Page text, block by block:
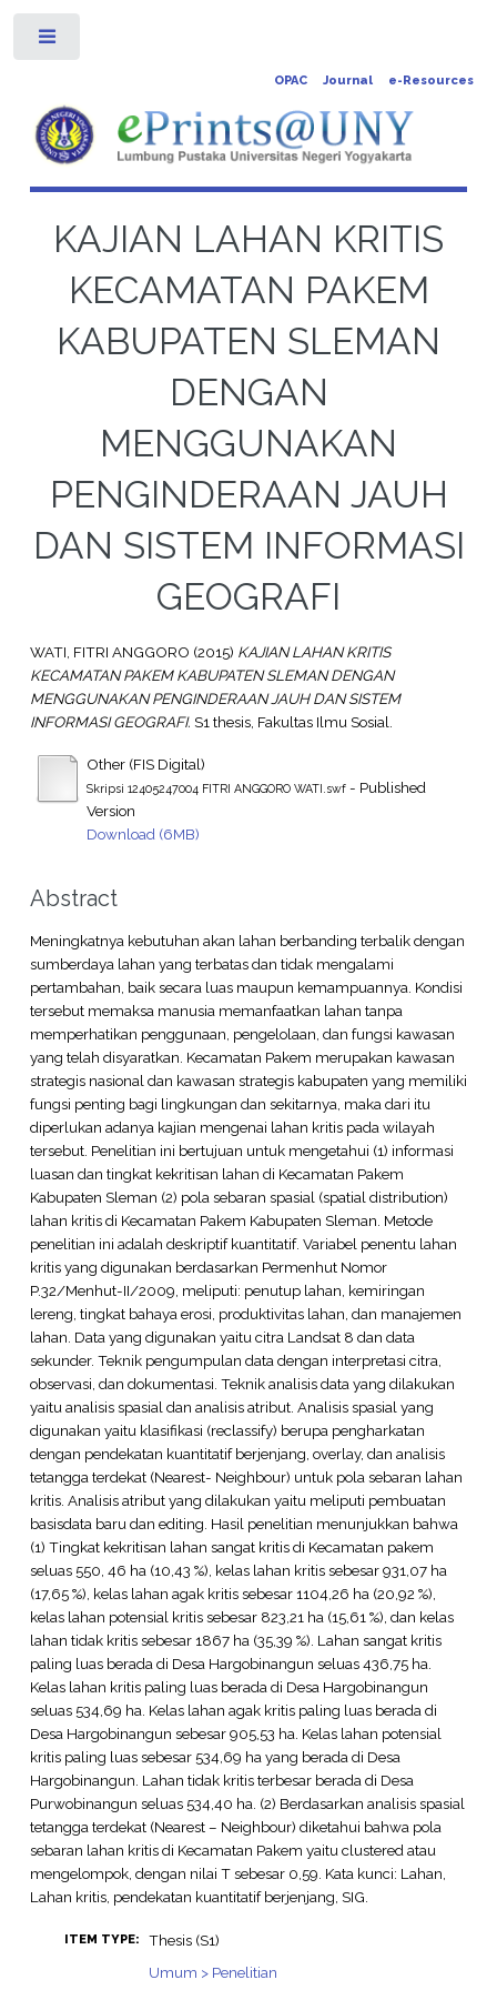
OPAC Journal e-Resources
KAJIAN LAHAN KRITIS
KECAMATAN PAKEM
KABUPATEN SLEMAN
DENGAN
MENGGUNAKAN
PENGINDERAAN JAUH
DAN SISTEM INFORMASI
GEOGRAFI
WATI, FITRI ANGGORO (2015) KAJIAN LAHAN KRITIS
KECAMATAN PAKEM KABUPATEN SLEMAN DENGAN
MENGGUNAKAN PENGINDERAAN JAUH DAN SISTEM
INFORMASI GEOGRAFI. S1 thesis, Fakultas Ilmu Sosial.
Other (FIS Digital)
Skripsi 12405247004 FITRI ANGGORO WATI.swf- Published
Version
Download (6MB)
Abstract
Meningkatnya kebutuhan akan lahan berbanding terbalik dengan
sumberdaya lahan yang terbatas dan tidak mengalami
pertambahan, baik secara luas maupun kemampuannya. Kondisi
tersebut memaksa manusia memanfaatkan lahan tanpa
memperhatikan penggunaan, pengelolaan, dan fungsi kawasan
yang telah disyaratkan. Kecamatan Pakem merupakan kawasan
strategis nasional dan kawasan strategis kabupaten yang memiliki
fungsi penting bagi lingkungan dan sekitarnya, maka dari itu
diperlukan adanya kajian mengenai lahan kritis pada wilayah
tersebut. Penelitian ini bertujuan untuk mengetahui (1) informasi
luasan dan tingkat kekritisan lahan di Kecamatan Pakem
Kabupaten Sleman (2) pola sebaran spasial (spatial distribution)
lahan kritis di Kecamatan Pakem Kabupaten Sleman. Metode
penelitian ini adalah deskriptif kuantitatif. Variabel penentu lahan
kritis yang digunakan berdasarkan Permenhut Nomor
P.32/Menhut-II/2009, meliputi: penutup lahan, kemiringan
lereng, tingkat bahaya erosi, produktivitas lahan, dan manajemen
lahan. Data yang digunakan yaitu citra Landsat 8 dan data
sekunder. Teknik pengumpulan data dengan interpretasi citra,
observasi, dan dokumentasi. Teknik analisis data yang dilakukan
yaitu analisis spasial dan analisis atribut. Analisis spasial yang
digunakan yaitu klasifikasi (reclassify) berupa pengharkatan
dengan pendekatan kuantitatif berjenjang, overlay, dan analisis
tetangga terdekat (Nearest- Neighbour) untuk pola sebaran lahan
kritis. Analisis atribut yang dilakukan yaitu meliputi pembuatan
basisdata baru dan editing. Hasil penelitian menunjukkan bahwa
(1) Tingkat kekritisan lahan sangat kritis di Kecamatan pakem
seluas 550, 46 ha (10,43 %), kelas lahan kritis sebesar 931,07 ha
(17,65 %), kelas lahan agak kritis sebesar 1104,26 ha (20,92 %),
kelas lahan potensial kritis sebesar 823,21 ha (15,61 %), dan kelas
lahan tidak kritis sebesar 1867 ha (35,39 %). Lahan sangat kritis
paling luas berada di Desa Hargobinangun seluas 436,75 ha.
Kelas lahan kritis paling luas berada di Desa Hargobinangun
seluas 534,69 ha. Kelas lahan agak kritis paling luas berada di
Desa Hargobinangun sebesar 905,53 ha. Kelas lahan potensial
kritis paling luas sebesar 534,69 ha yang berada di Desa
Hargobinangun. Lahan tidak kritis terbesar berada di Desa
Purwobinangun seluas 534,40 ha. (2) Berdasarkan analisis spasial
tetangga terdekat (Nearest – Neighbour) diketahui bahwa pola
sebaran lahan kritis di Kecamatan Pakem yaitu clustered atau
mengelompok, dengan nilai T sebesar 0,59. Kata kunci: Lahan,
Lahan kritis, pendekatan kuantitatif berjenjang, SIG.
ITEM TYPE:
Thesis (S1)
Umum > Penelitian